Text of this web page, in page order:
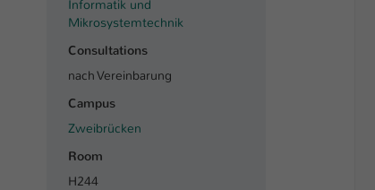
Informatik und
Mikrosystemtechnik
Consultations
nach Vereinbarung
Campus
Zweibrücken
Room
H244